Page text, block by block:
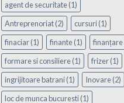
agent de securitate(1)
Antreprenoriat(2) cursuri(1)
finaciar(1) finante(1) finanțare
formare si consiliere(1) frizer(1)
ingrijitoare batrani(1) Inovare(2)
loc de munca bucuresti(1)